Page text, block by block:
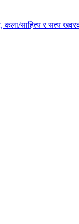
कला/साहित्य र सत्य